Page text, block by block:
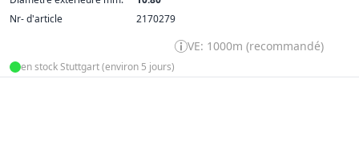
Nr- d'article
2170279
VE: 1000m (recommandé)
en stock Stuttgart (environ 5 jours)